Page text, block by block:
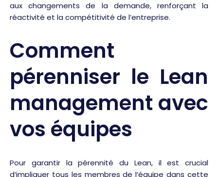
aux changements de la demande, renforçant la
réactivité et la compétitivité de l’entreprise.
Comment
pérenniser le Lean
management avec
vos équipes
Pour garantir la pérennité du Lean, il est crucial
d’impliquer tous les membres de l’équipe dans cette